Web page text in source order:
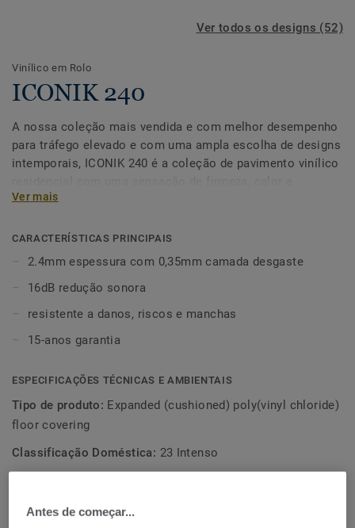
Ver todos os designs (52)
Vinílico em Rolo
ICONIK 240
A nossa coleção mais vendida e com melhor desempenho
para tráfego elevado e com uma ampla escolha de designs
intemporais, ICONIK 240 é a coleção de pavimento vinílico
conforto ao caminhar. Se procura um pavimento resistente
pavimento ideal para casas de banho, corredores e
entradas. A espuma compacta da base tem um relevo
texturizado que garante melhor adesão ao substrato. Com
a proteção de superfície Extreme mantém o seu pavimento
limpo e bonito.
Ver mais
CARACTERÍSTICAS PRINCIPAIS
2.4mm espessura com 0,35mm camada desgaste
16dB redução sonora
resistente a danos, riscos e manchas
15-anos garantia
ESPECIFICAÇÕES TÉCNICAS E AMBIENTAIS
Tipo de produto: Expanded (cushioned) poly(vinyl chloride)
floor covering
Classificação Doméstica: 23 Intenso
Conteúdo camada desgaste:
Antes de começar...